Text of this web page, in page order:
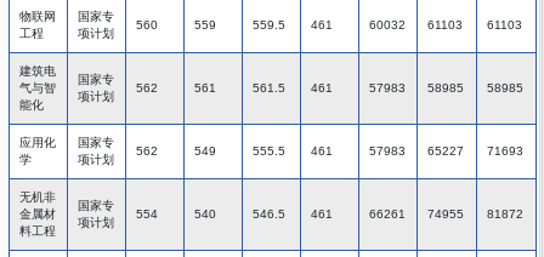
物联网
工程
国家专
项计划
560 559 559.5 461 60032 61103 61103
建筑电
气与智
能化
国家专
项计划
562 561 561.5 461 57983 58985 58985
应用化
学
国家专
项计划
562 549 555.5 461 57983 65227 71693
无机非
金属材
料工程
国家专
项计划
554 540 546.5 461 66261 74955 81872